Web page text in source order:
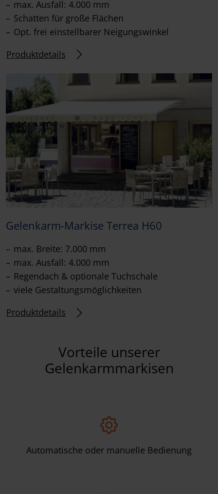
max. Ausfall: 4.000 mm
Schatten für große Flächen
Opt. frei einstellbarer Neigungswinkel
Produktdetails
Gelenkarm-Markise Terrea H60
max. Breite: 7.000 mm
max. Ausfall: 4.000 mm
Regendach & optionale Tuchschale
viele Gestaltungsmöglichkeiten
Produktdetails
Vorteile unserer
Gelenkarmmarkisen
Automatische oder manuelle Bedienung